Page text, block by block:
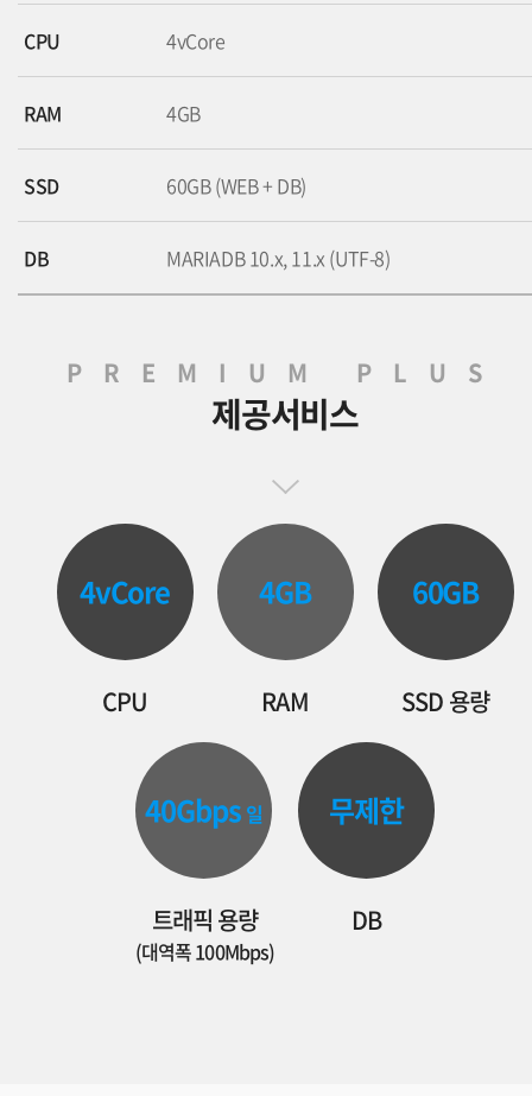
CPU 4vCore
RAM 4GB
SSD 60GB (WEB + DB)
DB MARIADB 10.x, 11.x (UTF-8)
PREMIUM PLUS
제공서비스
4vCore
CPU
4GB
RAM
60GB
SSD 용량
40Gbps 일
트래픽 용량
(대역폭 100Mbps)
무제한
DB